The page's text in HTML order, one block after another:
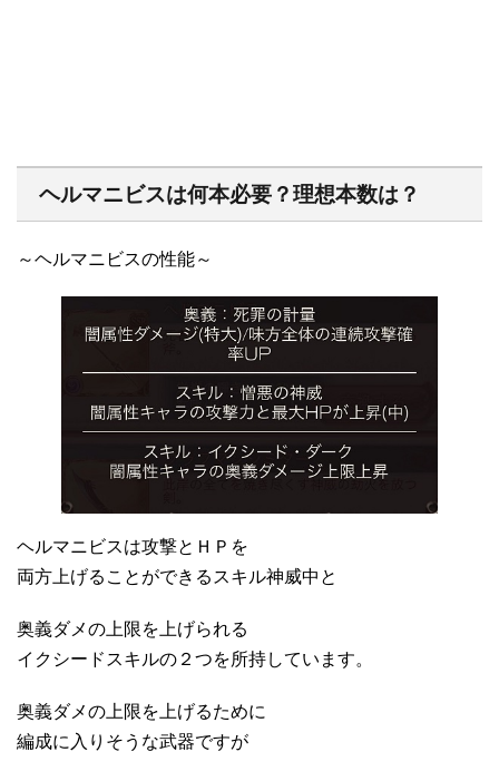
ヘルマニビスは何本必要？理想本数は？
～ヘルマニビスの性能～
ヘルマニビスは攻撃とＨＰを
両方上げることができるスキル神威中と
奥義ダメの上限を上げられる
イクシードスキルの２つを所持しています。
奥義ダメの上限を上げるために
編成に入りそうな武器ですが